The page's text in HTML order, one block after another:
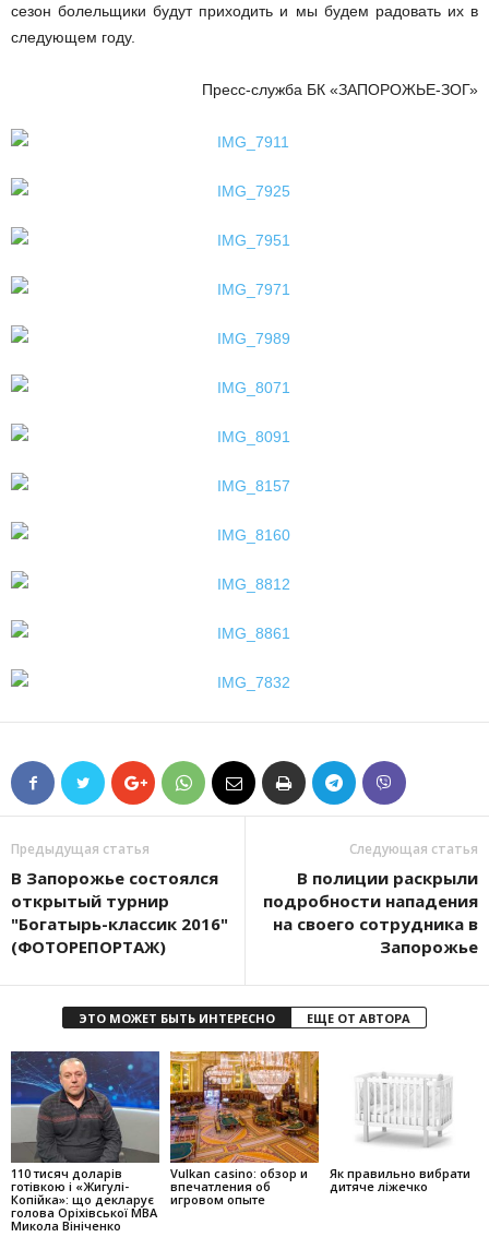
сезон болельщики будут приходить и мы будем радовать их в
следующем году.
Пресс-служба БК «ЗАПОРОЖЬЕ-ЗОГ»
Предыдущая статья
В Запорожье состоялся
открытый турнир
"Богатырь-классик 2016"
(ФОТОРЕПОРТАЖ)
Следующая статья
В полиции раскрыли
подробности нападения
на своего сотрудника в
Запорожье
ЭТО МОЖЕТ БЫТЬ ИНТЕРЕСНО ЕЩЕ ОТ АВТОРА
110 тисяч доларів
готівкою і «Жигулі-
Копійка»: що декларує
голова Оріхівської МВА
Микола Вініченко
Vulkan casino: обзор и
впечатления об
игровом опыте
Як правильно вибрати
дитяче ліжечко